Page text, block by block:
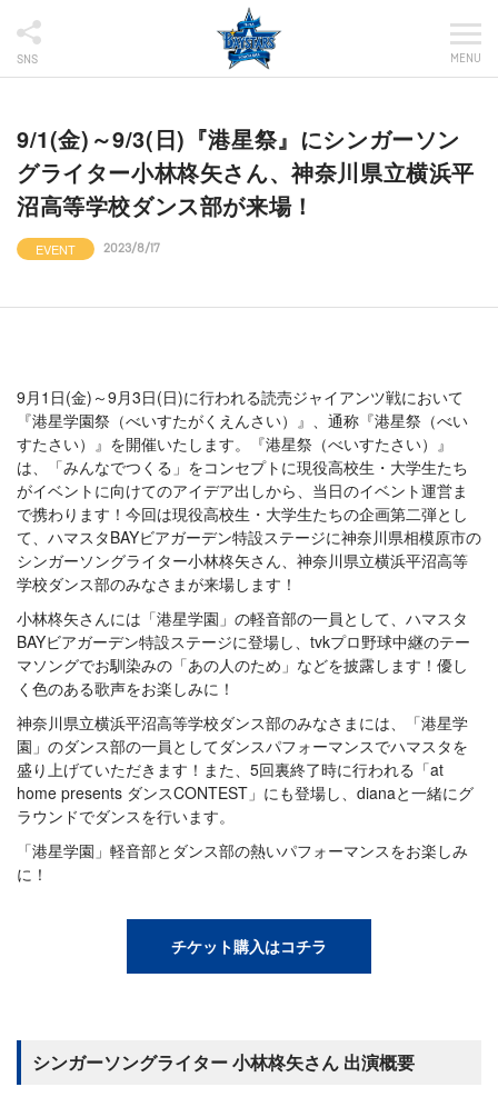
SNS MENU
9/1(金)～9/3(日)『港星祭』にシンガーソン
グライター小林柊矢さん、神奈川県立横浜平
沼高等学校ダンス部が来場！
EVENT 2023/8/17
9月1日(金)～9月3日(日)に行われる読売ジャイアンツ戦において
『港星学園祭（べいすたがくえんさい）』、通称『港星祭（べい
すたさい）』を開催いたします。『港星祭（べいすたさい）』
は、「みんなでつくる」をコンセプトに現役高校生・大学生たち
がイベントに向けてのアイデア出しから、当日のイベント運営ま
で携わります！今回は現役高校生・大学生たちの企画第二弾とし
て、ハマスタBAYビアガーデン特設ステージに神奈川県相模原市の
シンガーソングライター小林柊矢さん、神奈川県立横浜平沼高等
学校ダンス部のみなさまが来場します！
小林柊矢さんには「港星学園」の軽音部の一員として、ハマスタ
BAYビアガーデン特設ステージに登場し、tvkプロ野球中継のテー
マソングでお馴染みの「あの人のため」などを披露します！優し
く色のある歌声をお楽しみに！
神奈川県立横浜平沼高等学校ダンス部のみなさまには、「港星学
園」のダンス部の一員としてダンスパフォーマンスでハマスタを
盛り上げていただきます！また、5回裏終了時に行われる「at
home presents ダンスCONTEST」にも登場し、dianaと一緒にグ
ラウンドでダンスを行います。
「港星学園」軽音部とダンス部の熱いパフォーマンスをお楽しみ
に！
チケット購入はコチラ
シンガーソングライター 小林柊矢さん 出演概要